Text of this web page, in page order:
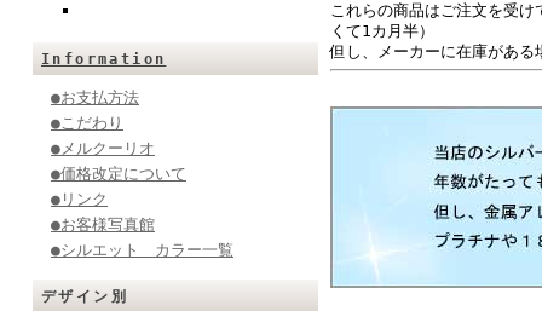
Information
●お支払方法
●こだわり
●メルクーリオ
●価格改定について
●リンク
●お客様写真館
●シルエット カラー一覧
デザイン別
これらの商品はご注文を受
くて1カ月半）
但し、メーカーに在庫があ